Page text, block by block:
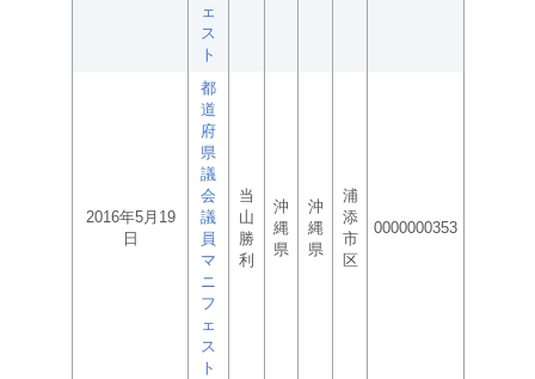
ェ
ス
ト
2016年5月19
日
都
道
府
県
議
会
議
員
マ
ニ
フ
ェ
ス
ト
当
山
勝
利
沖
縄
県
沖
縄
県
浦
添
市
区
0000000353